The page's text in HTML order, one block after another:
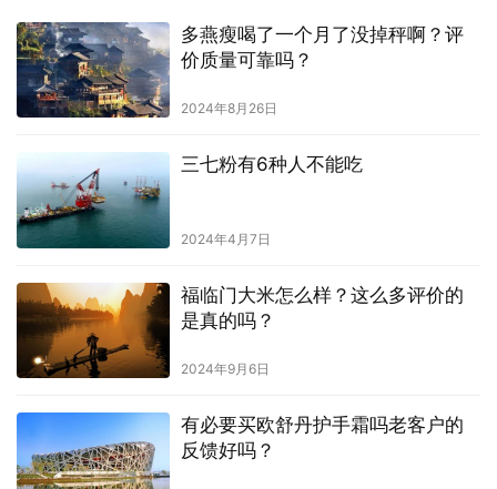
多燕瘦喝了一个月了没掉秤啊？评
价质量可靠吗？
2024年8月26日
三七粉有6种人不能吃
2024年4月7日
福临门大米怎么样？这么多评价的
是真的吗？
2024年9月6日
有必要买欧舒丹护手霜吗老客户的
反馈好吗？